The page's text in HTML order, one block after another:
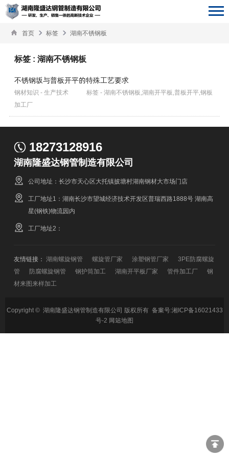
首页 标签 湖南不锈钢板
标签 : 湖南不锈钢板
不锈钢坂与普板开平的特殊工艺要求
钢材知识 - 生产技术
标签 - 湖南不锈钢板,湖南开平板,普板开平,钢板
加工厂
18273128916
湖南隆盛达钢管制造有限公司
公司地址：长沙市天心区大托镇披塘村湖南钢材大市场门店
工厂地址1：湖南长沙市望城经济技术开发区普瑞西路1888号 湖南高
星(钢铁)物流园内
工厂地址2：
友情链接：湖南螺旋钢管 螺旋管厂家 涂塑钢管厂家
3PE防腐螺旋
管
防腐螺旋钢管 钢护筒加工 湖南开平板厂家 管件加工厂
钢
材来图来样加工
Copyright © 湖南隆盛达钢管制造有限公司 版权所有 备案号:湘ICP备16021433
号-2 网站地图